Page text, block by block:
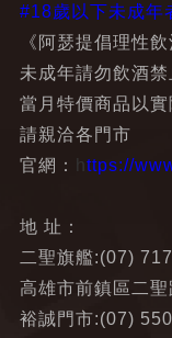
#18歲以下未成年
《阿瑟提倡理性飲
未成年請勿飲酒禁
當月特價商品以
請親洽各門市
官網：
https://
地 址：
二聖旗艦:(07)
高雄市前鎮區二
裕誠門市:(07)